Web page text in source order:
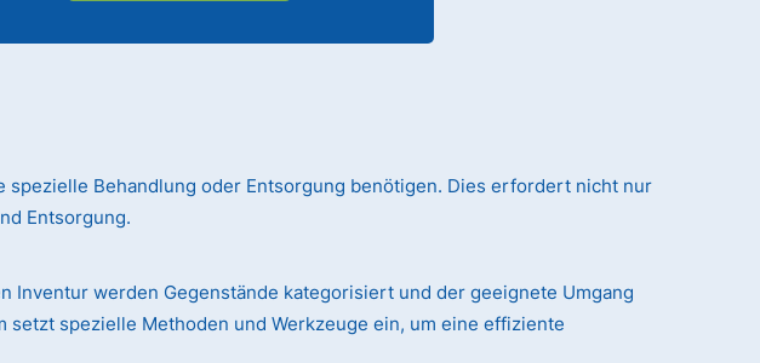
Behandlung oder Entsorgung benötigen. Dies erfordert nicht nur
Entsorgung.
werden Gegenstände kategorisiert und der geeignete Umgang
setzt spezielle Methoden und Werkzeuge ein, um eine effiziente